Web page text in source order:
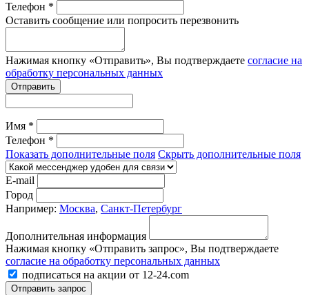
Телефон *
Оставить сообщение или попросить перезвонить
Нажимая кнопку «Отправить», Вы подтверждаете согласие на
обработку персональных данных
Отправить
Имя *
Телефон *
Показать дополнительные поля Скрыть дополнительные поля
E-mail
Город
Например: Москва, Санкт-Петербург
Дополнительная информация
Нажимая кнопку «Отправить запрос», Вы подтверждаете
согласие на обработку персональных данных
подписаться на акции от 12-24.com
Отправить запрос